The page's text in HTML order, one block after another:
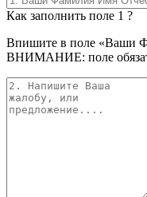
Как заполнить поле 1 ?
Впишите в поле «Ваши
ВНИМАНИЕ: поле